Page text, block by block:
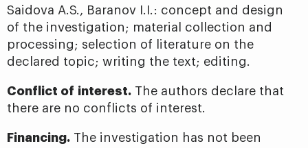
Saidova A.S., Baranov I.I.: concept and design
of the investigation; material collection and
processing; selection of literature on the
declared topic; writing the text; editing.
Conflict of interest. The authors declare that
there are no conflicts of interest.
Financing. The investigation has not been